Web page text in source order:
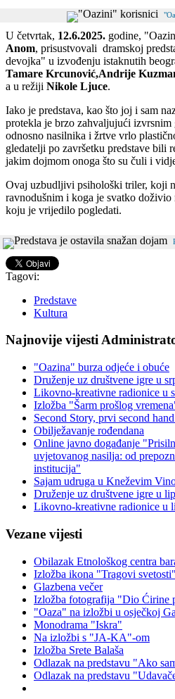
U četvrtak, 12.6.2025. godine,
Anom, prisustvovali dramskoj
devojka" u izvođenju istaknutih
Tamare Krcunović,Andrije
a u režiji Nikole Ljuce.
Iako je predstava, kao što joj i sam
protekla je brzo zahvaljujući
odnosno nasilnika i žrtve vrlo
gledatelji po završetku predstave bili
jakim dojmom onoga što su čuli i
Ovaj uzbudljivi psihološki triler, koji
ravnodušnim i koga je svatko doživio
koju je vrijedilo pogledati.
Tagovi:
Predstave
Kultura
Najnovije vijesti
"Oazina" burza odjeće i obuće
Druženje uz društvene igre u
Likovno-kreativne radionice u
Izložba "Šarm prošlog
Second Story, prvi second
Obilježavanje rođendana
Online javno događanje
uvjetovanog nasilja: od
institucija"
Sajam udruga u Kneževim
Druženje uz društvene igre u
Likovno-kreativne radionice u
Vezane vijesti
Obilazak Etnološkog centra
Izložba ikona "Tragovi svetosti"
Glazbena večer
Izložba fotografija "Dio Ćirine
"Oaza" na izložbi u osječkoj
Monodrama "Iskra"
Na izložbi s "JA-KA"-om
Izložba Srete Balaša
Odlazak na predstavu "Ako
Odlazak na predstavu